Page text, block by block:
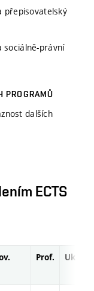
přepisovatelský
sociálně-právní
PROGRAMŮ
dalších
ECTS
Prof. Uk.